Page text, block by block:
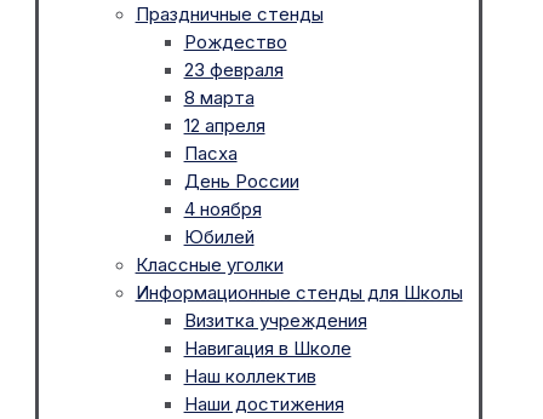
Праздничные стенды
Рождество
23 февраля
8 марта
12 апреля
Пасха
День России
4 ноября
Юбилей
Классные уголки
Информационные стенды для Школы
Визитка учреждения
Навигация в Школе
Наш коллектив
Наши достижения